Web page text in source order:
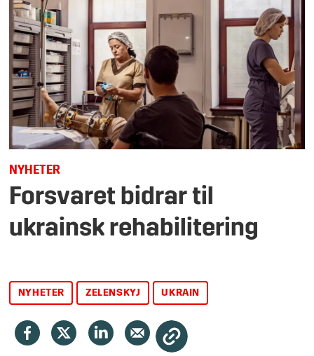
NYHETER
Forsvaret bidrar til
ukrainsk rehabilitering
NYHETER ZELENSKYJ UKRAIN